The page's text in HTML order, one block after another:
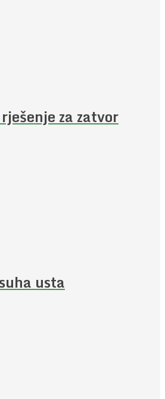
za zatvor
usta